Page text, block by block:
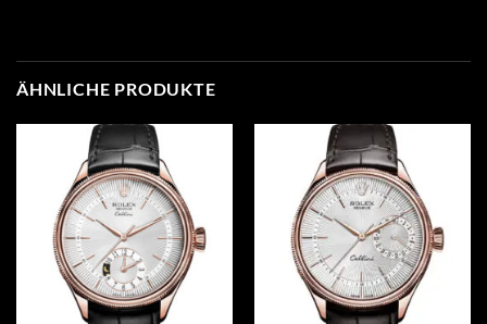
ÄHNLICHE PRODUKTE